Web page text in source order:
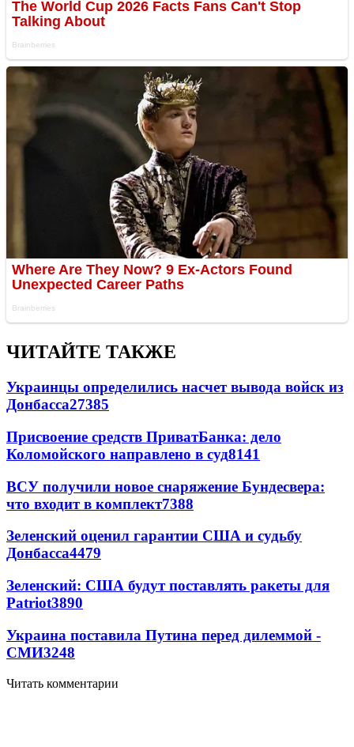
ЧИТАЙТЕ ТАКЖЕ
Украинцы определились насчет вывода войск из
Донбасса27385
Присвоение средств ПриватБанка: дело
Коломойского направлено в суд8141
ВСУ получили новое снаряжение Бундесвера:
что входит в комплект7388
Зеленский оценил гарантии США и судьбу
Донбасса4479
Зеленский: США будут поставлять ракеты для
Patriot3890
Украина поставила Путина перед дилеммой -
СМИ3248
Читать комментарии